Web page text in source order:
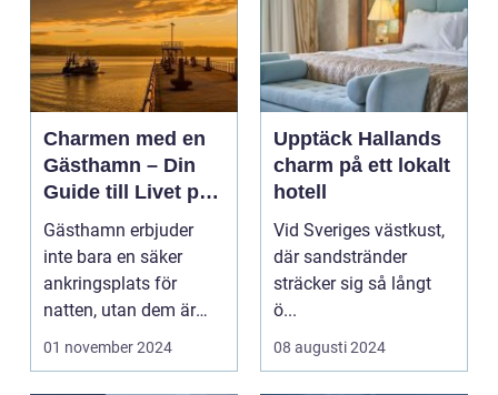
Charmen med en
Gästhamn – Din
Guide till Livet på
Bryggan
Gästhamn erbjuder
inte bara en säker
ankringsplats för
natten, utan dem är
ocks&...
01 november 2024
Upptäck Hallands
charm på ett lokalt
hotell
Vid Sveriges västkust,
där sandstränder
sträcker sig så långt
ö...
08 augusti 2024